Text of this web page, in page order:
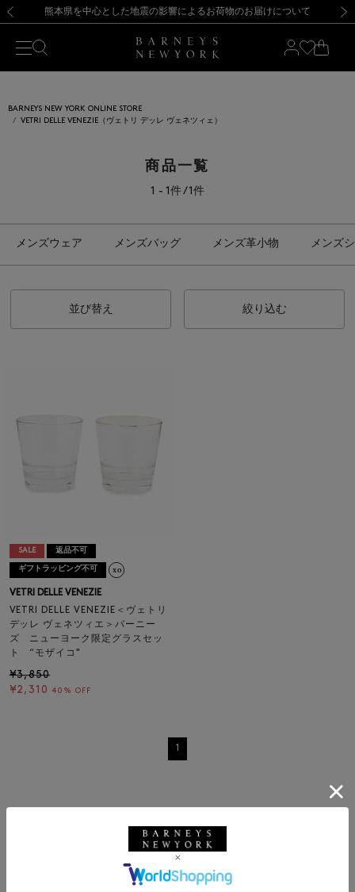
新規登録のお客様も対象！＜MY BARNEYS＞会員のお客様は11,000円（税込）以上のお買上げで常時送料無料！お買い物の際は会員登録を！
【夏季休業に伴う返品・交換承り一時停止のお知らせ】（2026.8.5）
熊本県を中心とした地震の影響によるお荷物のお届けについて
【開催中】SUMMER SALEのご案内・ご注意事項 新規登録のお客様も対象！＜MY BARNEYS＞会員のお客様は11,000円（税込）以上のお買上げで常時送料無料！お買い物の際は会員登録を！
【夏季休業に伴う返品・交換承り一時停止のお知らせ】（2026.8.5）
BARNEYS NEW YORK ONLINE STORE
VETRI DELLE VENEZIE（ヴェトリ デッレ ヴェネツィェ）
商品一覧
1 - 1件 / 1件
メンズウェア メンズバッグ メンズ革小物 メンズ
並び替え 絞り込む
SALE 返品不可
ギフトラッピング不可
VETRI DELLE VENEZIE
VETRI DELLE VENEZIE＜ヴェトリ
デッレ ヴェネツィエ＞バーニー
ズ ニューヨーク限定グラスセッ
ト “モザイコ"
¥3,850
¥2,310 40% OFF
1
RECOMMEND